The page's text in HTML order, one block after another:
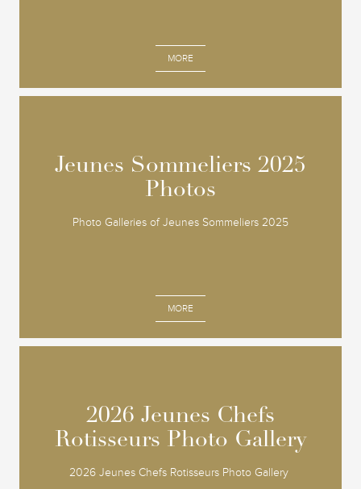
MORE
Jeunes Sommeliers 2025
Photos
Photo Galleries of Jeunes Sommeliers 2025
MORE
Jeunes Sommeliers 2025
Photos
2026 Jeunes Chefs
Rotisseurs Photo Gallery
2026 Jeunes Chefs Rotisseurs Photo Gallery
2026 Jeunes Chefs
Rotisseurs Photo Gallery